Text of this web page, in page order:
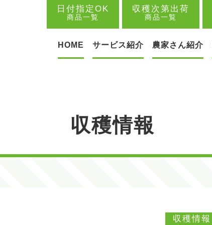
HOME サービス紹介 農家さん紹介
日付指定OK
商品一覧
収穫次第出荷
商品一覧
収穫情報
収穫情報